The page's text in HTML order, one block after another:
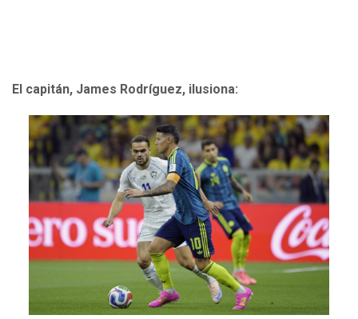
El capitán, James Rodríguez, ilusiona: